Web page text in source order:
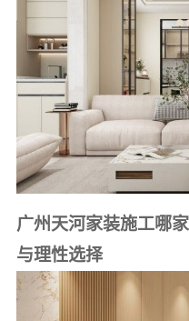
广州天河家装施工哪
与理性选择